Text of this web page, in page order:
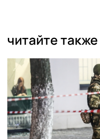
читайте также